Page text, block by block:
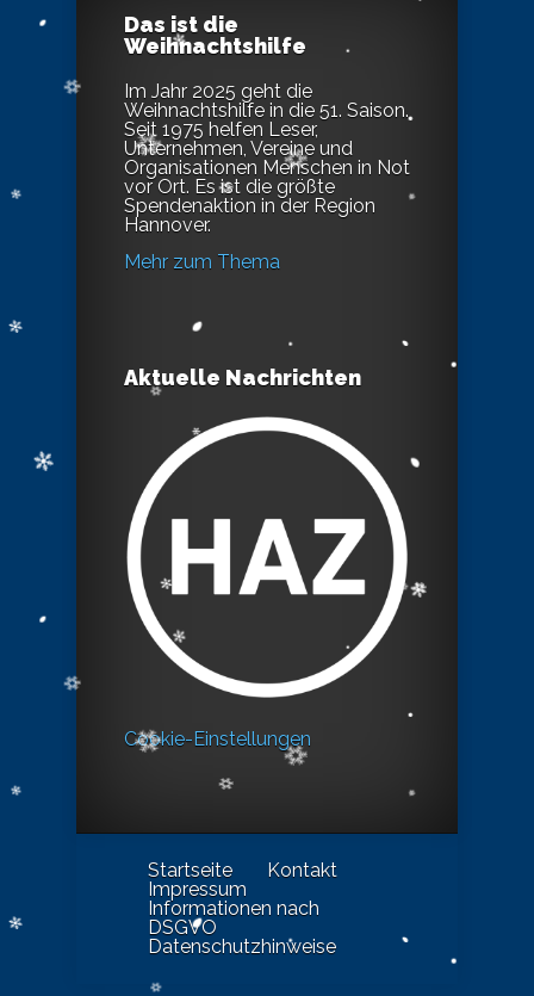
Das ist die
Weihnachtshilfe
Im Jahr 2025 geht die
Weihnachtshilfe in die 51. Saison.
Seit 1975 helfen Leser,
Unternehmen, Vereine und
Organisationen Menschen in Not
vor Ort. Es ist die größte
Spendenaktion in der Region
Hannover.
Mehr zum Thema
Aktuelle Nachrichten
Cookie-Einstellungen
Startseite
Kontakt
Impressum
Informationen nach
DSGVO
Datenschutzhinweise